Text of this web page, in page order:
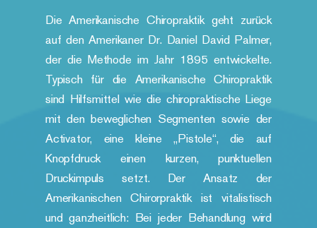
Die Amerikanische Chiropraktik geht zurück
auf den Amerikaner Dr. Daniel David Palmer,
der die Methode im Jahr 1895 entwickelte.
Typisch für die Amerikanische Chiropraktik
sind Hilfsmittel wie die chiropraktische Liege
mit den beweglichen Segmenten sowie der
Activator, eine kleine „Pistole“, die auf
Knopfdruck einen kurzen, punktuellen
Druckimpuls setzt. Der Ansatz der
Amerikanischen Chirorpraktik ist vitalistisch
und ganzheitlich: Bei jeder Behandlung wird